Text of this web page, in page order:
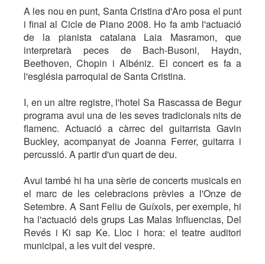
A les nou en punt, Santa Cristina d'Aro posa el punt
i final al Cicle de Piano 2008. Ho fa amb l'actuació
de la pianista catalana Laia Masramon, que
interpretarà peces de Bach-Busoni, Haydn,
Beethoven, Chopin i Albéniz. El concert es fa a
l'església parroquial de Santa Cristina.
I, en un altre registre, l'hotel Sa Rascassa de Begur
programa avui una de les seves tradicionals nits de
flamenc. Actuació a càrrec del guitarrista Gavin
Buckley, acompanyat de Joanna Ferrer, guitarra i
percussió. A partir d'un quart de deu.
Avui també hi ha una sèrie de concerts musicals en
el marc de les celebracions prèvies a l'Onze de
Setembre. A Sant Feliu de Guíxols, per exemple, hi
ha l'actuació dels grups Las Malas Influencias, Del
Revés i Ki sap Ke. Lloc i hora: el teatre auditori
municipal, a les vuit del vespre.